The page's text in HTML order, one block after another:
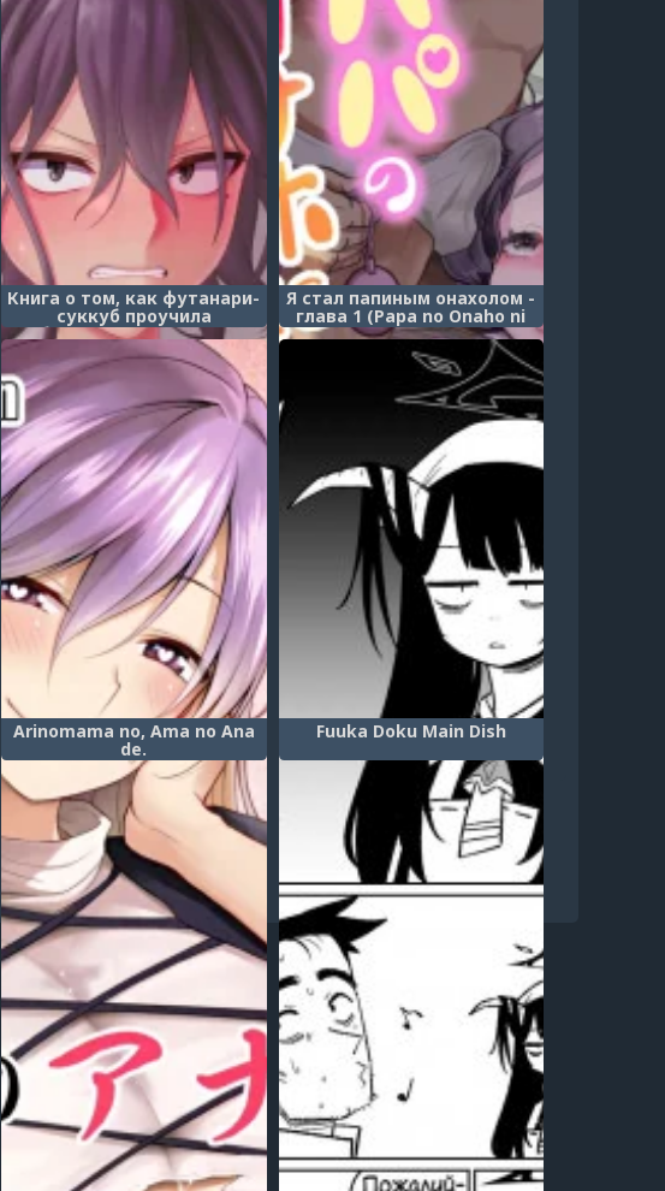
Книга о том, как футанари-
суккуб проучила
избалованного мальчика
(Osugaki ga Futanari Inma ni
Wakaraserareru Hon)
Я стал папиным онахолом -
глава 1 (Papa no Onaho ni
Nare! ~Ero Oyaji no Ejiki ni
Natta Otokonoko~ _ I
Became Daddy's Onahole!
~How I Fell Prey to My
Pervert Dad and Became His
Personal Hole~)
Arinomama no, Ama no Ana
de.
Fuuka Doku Main Dish
11 ... 100